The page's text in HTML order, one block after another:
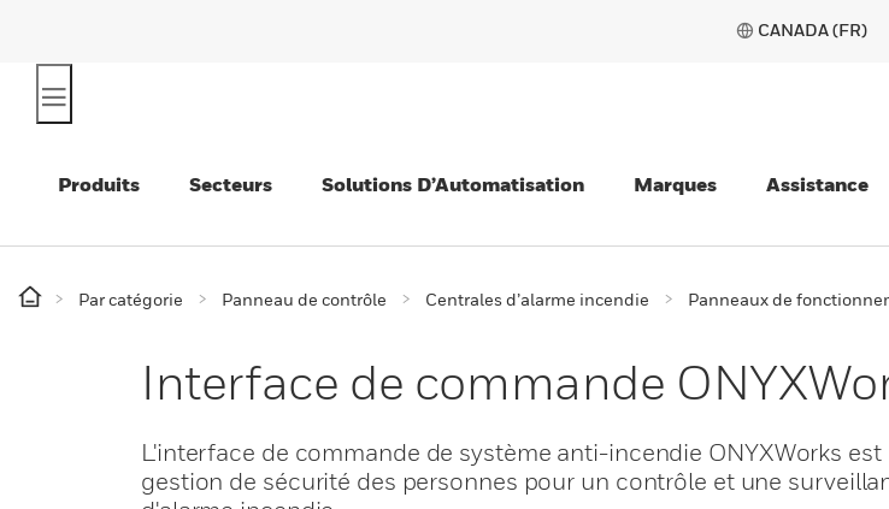
CANADA (FR)
Produits Secteurs Solutions D’Automatisation Marques Assistance
Par catégorie Panneau de contrôle Centrales d’alarme incendie Panneaux de
Interface de commande
L'interface de commande de système anti-incendie ONYXWorks
gestion de sécurité des personnes pour un contrôle et une